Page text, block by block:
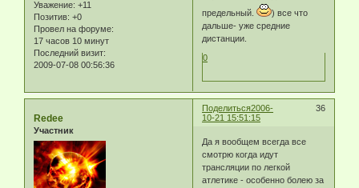
Уважение: +11
Позитив: +0
Провел на форуме:
17 часов 10 минут
Последний визит:
2009-07-08 00:56:36
предельный.
) все что
дальше- уже средние
дистанции.
0
Поделиться 36
2006-
10-21 15:51:15
Redee
Участник
Да я вообщем всегда все
смотрю когда идут
трансляции по легкой
атлетике - особенно болею за